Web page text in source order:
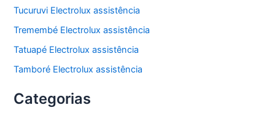
Tucuruvi Electrolux assistência
Tremembé Electrolux assistência
Tatuapé Electrolux assistência
Tamboré Electrolux assistência
Categorias